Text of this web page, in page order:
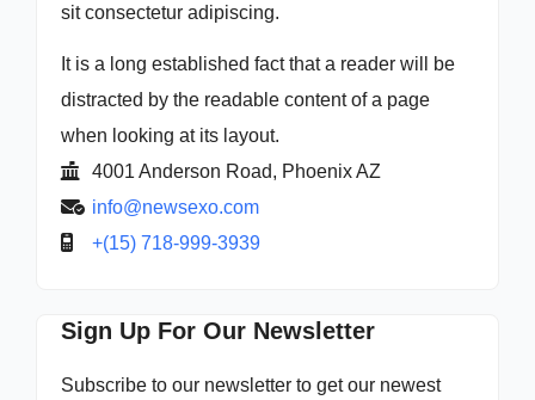
sit consectetur adipiscing.
It is a long established fact that a reader will be
distracted by the readable content of a page
when looking at its layout.
4001 Anderson Road, Phoenix AZ
info@newsexo.com
+(15) 718-999-3939
Sign Up For Our Newsletter
Subscribe to our newsletter to get our newest